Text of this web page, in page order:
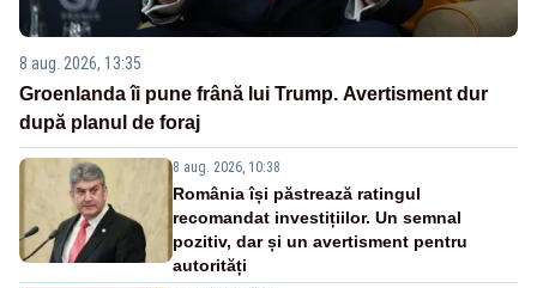
8 aug. 2026, 13:35
Groenlanda îi pune frână lui Trump. Avertisment dur
după planul de foraj
8 aug. 2026, 10:38
România își păstrează ratingul
recomandat investițiilor. Un semnal
pozitiv, dar și un avertisment pentru
autorități